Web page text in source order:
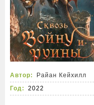
Автор:
Райан Кейхилл
Год:
2022